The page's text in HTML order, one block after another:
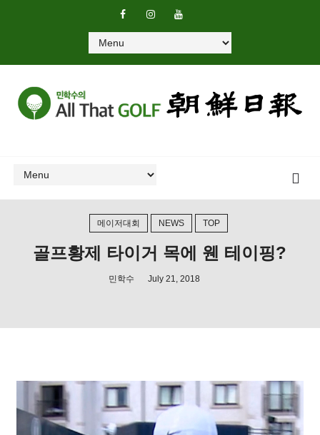
메이저대회 NEWS TOP
골프황제 타이거 목에 웬 테이핑?
민학수 July 21, 2018